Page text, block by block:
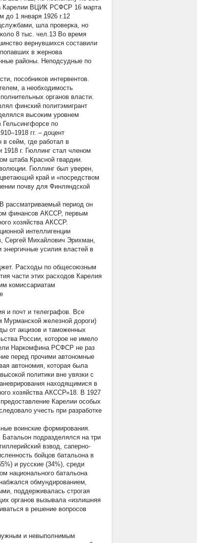
Карелии ВЦИК РСФСР 16 марта
до 1 января 1926 г.12
шла проверка, но
8 тыс. чел.13 Во время
вернувшихся составили
в жернова
районы. Неподсудные по
пособников интервентов.
а необходимость
органов власти.
финский политэмигрант
высоким уровнем
Гельсингфорсе по
гг. – доцент
в сейм, где работал в
г. Гюллинг стал членом
штаба Красной гвардии.
Гюллинг был уверен,
край и «посредством
почву для Финляндской
рассматриваемый период он
финансов АКССР, первым
хозяйства АКССР.
интеллигенции
Сергей Михайлович Эрихман,
усилия властей в
Расходы по общесоюзным
части этих расходов Карелия
комиссариатам
и почт и телеграфов. Все
Мурманской железной дороги)
от акцизов и таможенных
России, которое не имело
Наркомфина РСФСР не раз
перед прочими автономные
автономия, которая была
политики вне увязки с
находящимися в
хозяйства АКССР»18. В 1927
Карелии особых
учесть при разработке
воинские формирования.
подразделялся на три
взвод, саперно-
бойцов батальона в
и русские (34%), среди
национального батальона
обмундированием,
поддерживалась строгая
органов вызывала «излишняя
в решение вопросов
и невыполнимым